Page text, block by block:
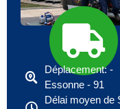
Déplacement: -
Essonne - 91
Délai moyen de